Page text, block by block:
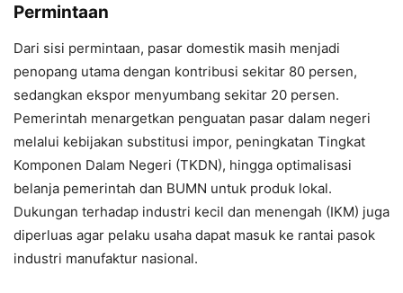
Permintaan
Dari sisi permintaan, pasar domestik masih menjadi
penopang utama dengan kontribusi sekitar 80 persen,
sedangkan ekspor menyumbang sekitar 20 persen.
Pemerintah menargetkan penguatan pasar dalam negeri
melalui kebijakan substitusi impor, peningkatan Tingkat
Komponen Dalam Negeri (TKDN), hingga optimalisasi
belanja pemerintah dan BUMN untuk produk lokal.
Dukungan terhadap industri kecil dan menengah (IKM) juga
diperluas agar pelaku usaha dapat masuk ke rantai pasok
industri manufaktur nasional.